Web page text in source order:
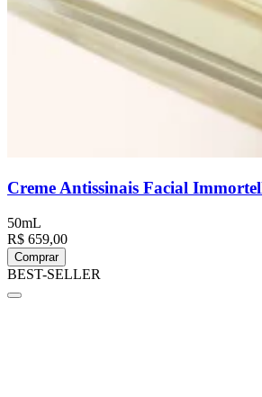
Creme Antissinais Facial
50mL
R$ 659,00
Comprar
BEST-SELLER